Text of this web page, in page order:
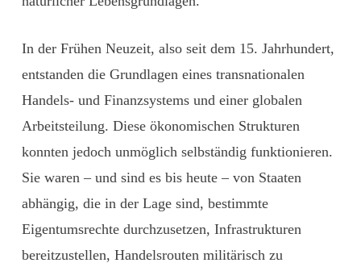
In der Frühen Neuzeit, also seit dem 15. Jahrhundert,
entstanden die Grundlagen eines transnationalen
Handels- und Finanzsystems und einer globalen
Arbeitsteilung. Diese ökonomischen Strukturen
konnten jedoch unmöglich selbständig funktionieren.
Sie waren – und sind es bis heute – von Staaten
abhängig, die in der Lage sind, bestimmte
Eigentumsrechte durchzusetzen, Infrastrukturen
bereitzustellen, Handelsrouten militärisch zu